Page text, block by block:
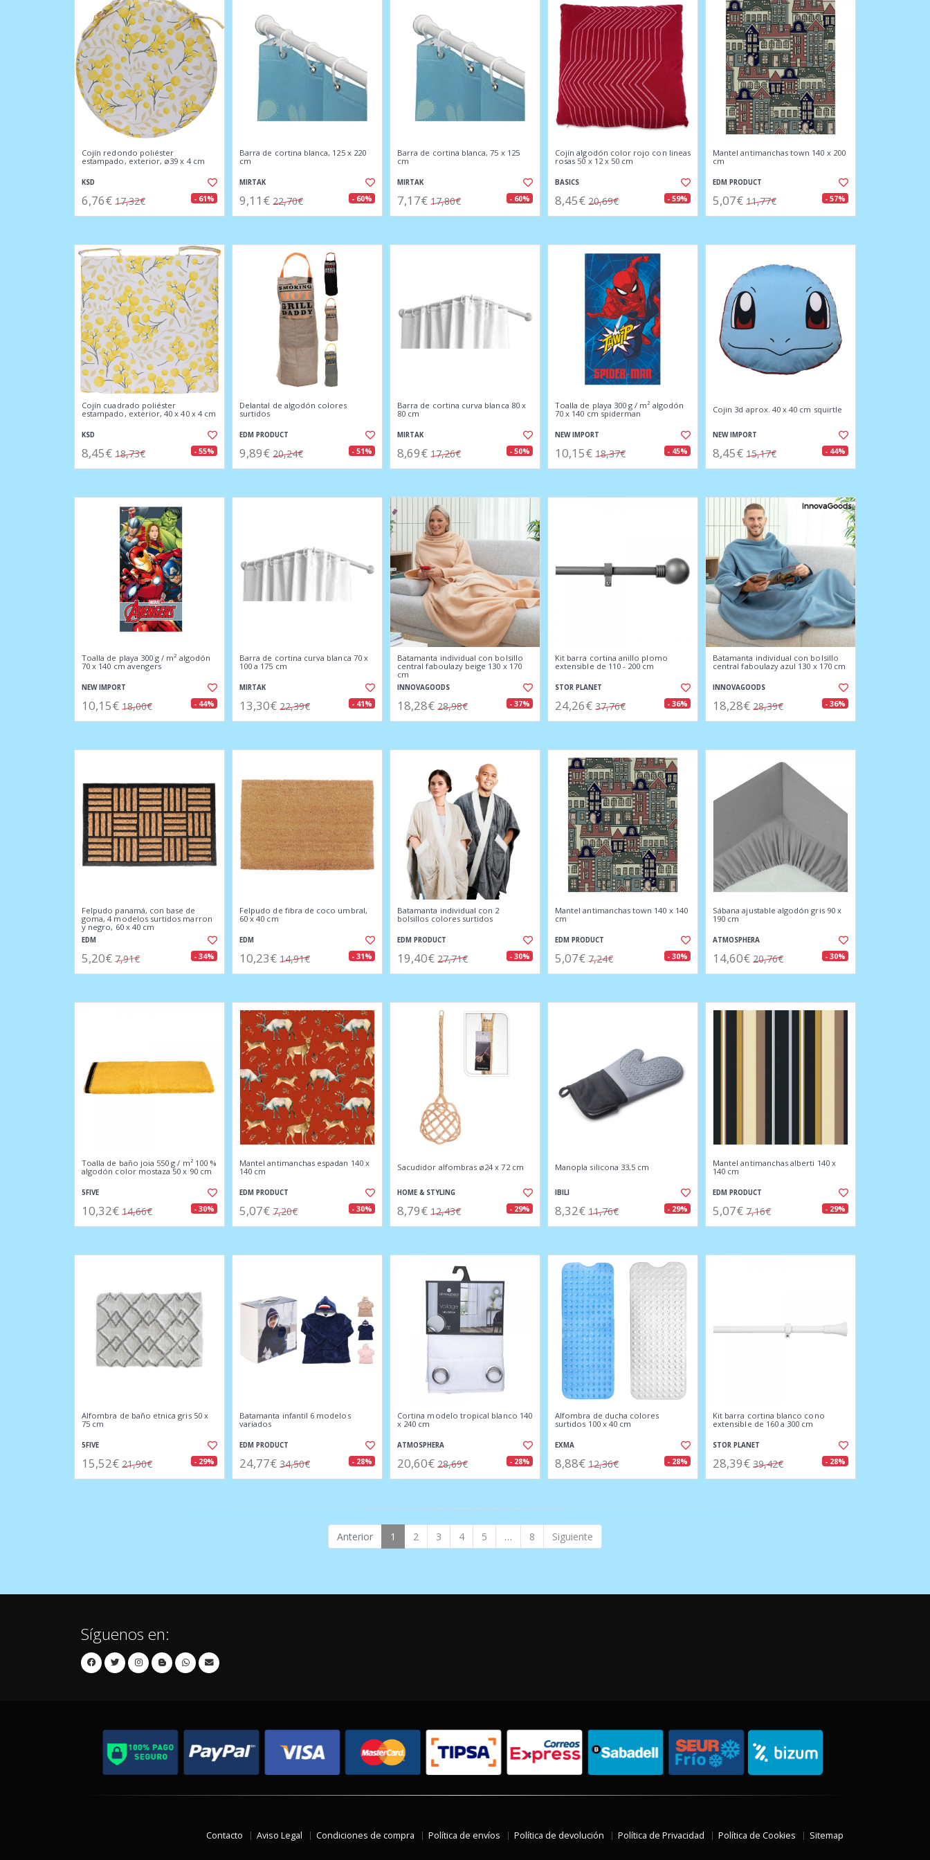
Cojín redondo poliéster
estampado, exterior, ø39 x 4 cm
KSD
6,76€ 17,32€ - 61%
Barra de cortina blanca, 125 x 220
cm
MIRTAK
9,11€ 22,70€ - 60%
Barra de cortina blanca, 75 x 125
cm
MIRTAK
7,17€ 17,80€ - 60%
Cojín algodón color rojo con lineas
rosas 50 x 12 x 50 cm
BASICS
8,45€ 20,69€ - 59%
Mantel antimanchas town 140 x 200
cm
EDM PRODUCT
5,07€ 11,77€ - 57%
Cojín cuadrado poliéster
estampado, exterior, 40 x 40 x 4 cm
KSD
8,45€ 18,73€ - 55%
Delantal de algodón colores
surtidos
EDM PRODUCT
9,89€ 20,24€ - 51%
Barra de cortina curva blanca 80 x
80 cm
MIRTAK
8,69€ 17,26€ - 50%
Toalla de playa 300 g / m² algodón
70 x 140 cm spiderman
NEW IMPORT
10,15€ 18,37€ - 45%
Cojin 3d aprox. 40 x 40 cm squirtle
NEW IMPORT
8,45€ 15,17€ - 44%
Toalla de playa 300 g / m² algodón
70 x 140 cm avengers
NEW IMPORT
10,15€ 18,00€ - 44%
Barra de cortina curva blanca 70 x
100 a 175 cm
MIRTAK
13,30€ 22,39€ - 41%
Batamanta individual con bolsillo
central faboulazy beige 130 x 170
cm
INNOVAGOODS
18,28€ 28,98€ - 37%
Kit barra cortina anillo plomo
extensible de 110 - 200 cm
STOR PLANET
24,26€ 37,76€ - 36%
Batamanta individual con bolsillo
central faboulazy azul 130 x 170 cm
INNOVAGOODS
18,28€ 28,39€ - 36%
Felpudo panamá, con base de
goma, 4 modelos surtidos marron
y negro, 60 x 40 cm
EDM
5,20€ 7,91€ - 34%
Felpudo de fibra de coco umbral,
60 x 40 cm
EDM
10,23€ 14,91€ - 31%
Batamanta individual con 2
bolsillos colores surtidos
EDM PRODUCT
19,40€ 27,71€ - 30%
Mantel antimanchas town 140 x 140
cm
EDM PRODUCT
5,07€ 7,24€ - 30%
Sábana ajustable algodón gris 90 x
190 cm
ATMOSPHERA
14,60€ 20,76€ - 30%
Toalla de baño joia 550 g / m² 100 %
algodón color mostaza 50 x 90 cm
5FIVE
10,32€ 14,66€ - 30%
Mantel antimanchas espadan 140 x
140 cm
EDM PRODUCT
5,07€ 7,20€ - 30%
Sacudidor alfombras ø24 x 72 cm
HOME & STYLING
8,79€ 12,43€ - 29%
Manopla silicona 33,5 cm
IBILI
8,32€ 11,76€ - 29%
Mantel antimanchas alberti 140 x
140 cm
EDM PRODUCT
5,07€ 7,16€ - 29%
Alfombra de baño etnica gris 50 x
75 cm
5FIVE
15,52€ 21,90€ - 29%
Batamanta infantil 6 modelos
variados
EDM PRODUCT
24,77€ 34,50€ - 28%
Cortina modelo tropical blanco 140
x 240 cm
ATMOSPHERA
20,60€ 28,69€ - 28%
Alfombra de ducha colores
surtidos 100 x 40 cm
EXMA
8,88€ 12,36€ - 28%
Kit barra cortina blanco cono
extensible de 160 a 300 cm
STOR PLANET
28,39€ 39,42€ - 28%
Anterior 1 2 3 4 5 … 8 Siguiente
Síguenos en:
Contacto Aviso Legal Condiciones de compra Política de envíos Política de devolución Política de Privacidad Política de Cookies Sitemap